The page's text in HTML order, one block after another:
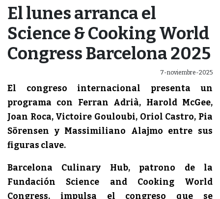
El lunes arranca el
Science & Cooking World
Congress Barcelona 2025
7-noviembre-2025
El congreso internacional presenta un
programa con Ferran Adrià, Harold McGee,
Joan Roca, Victoire Gouloubi, Oriol Castro, Pia
Sörensen y Massimiliano Alajmo entre sus
figuras clave.
Barcelona Culinary Hub, patrono de la
Fundación Science and Cooking World
Congress, impulsa el congreso que se